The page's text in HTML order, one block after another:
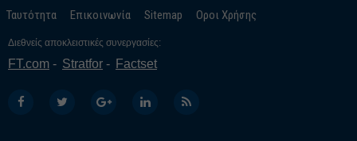
Ταυτότητα Επικοινωνία Sitemap Οροι Χρήσης
Διεθνείς αποκλειστικές συνεργασίες:
FT.com Stratfor Factset